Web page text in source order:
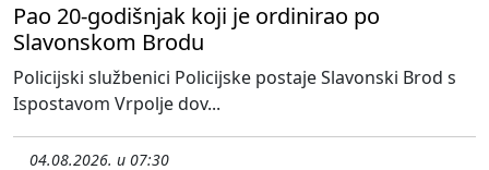
Pao 20-godišnjak koji je ordinirao po
Slavonskom Brodu
Policijski službenici Policijske postaje Slavonski Brod s
Ispostavom Vrpolje dov...
04.08.2026. u 07:30